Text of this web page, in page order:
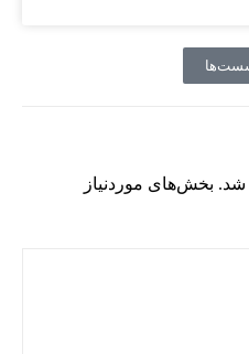
شد. بخش‌های موردنیاز